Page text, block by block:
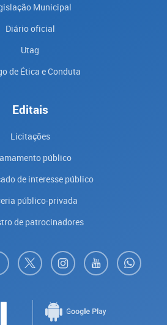
Municipal
Diário oficial
Utag
de Ética e Conduta
Editais
Licitações
público
de interesse público
público-privada
de patrocinadores